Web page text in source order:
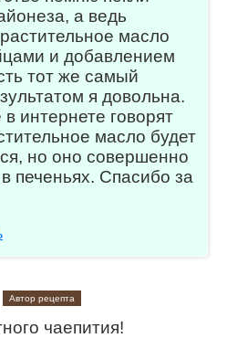
а ведь
масло
и добавлением
тот же самый
я довольна.
интернете говорят
масло будет
но оно совершенно
печеньях. Спасибо за
Автор рецепта
чаепития!